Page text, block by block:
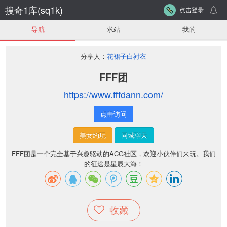
搜奇1库(sq1k) 点击登录
导航 求站 我的
分享人： 花裙子白衬衣
FFF团
https://www.fffdann.com/
点击访问
美女约玩
同城聊天
FFF团是一个完全基于兴趣驱动的ACG社区，欢迎小伙伴们来玩。我们
的征途是星辰大海！
收藏